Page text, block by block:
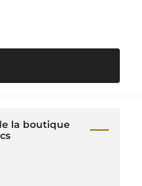
la boutique